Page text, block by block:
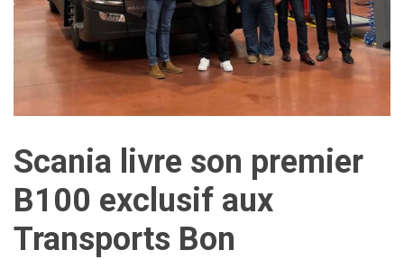
Scania livre son premier
B100 exclusif aux
Transports Bon